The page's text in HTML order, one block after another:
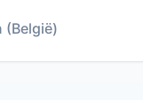
(België)